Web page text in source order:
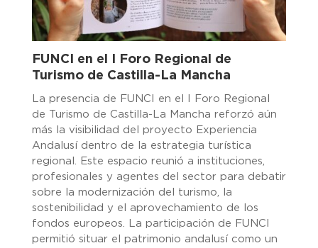
FUNCI en el I Foro Regional de
Turismo de Castilla-La Mancha
La presencia de FUNCI en el I Foro Regional
de Turismo de Castilla-La Mancha reforzó aún
más la visibilidad del proyecto Experiencia
Andalusí dentro de la estrategia turística
regional. Este espacio reunió a instituciones,
profesionales y agentes del sector para debatir
sobre la modernización del turismo, la
sostenibilidad y el aprovechamiento de los
fondos europeos. La participación de FUNCI
permitió situar el patrimonio andalusí como un